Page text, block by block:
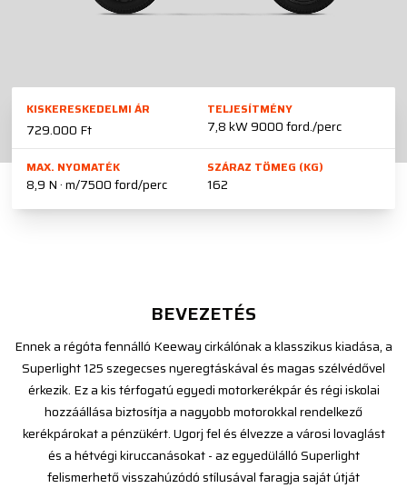
KISKERESKEDELMI ÁR
729.000 Ft
TELJESÍTMÉNY
7,8 kW 9000 ford./perc
MAX. NYOMATÉK
8,9 N · m/7500 ford/perc
SZÁRAZ TÖMEG (KG)
162
BEVEZETÉS
Ennek a régóta fennálló Keeway cirkálónak a klasszikus kiadása, a
Superlight 125 szegecses nyeregtáskával és magas szélvédővel
érkezik. Ez a kis térfogatú egyedi motorkerékpár és régi iskolai
hozzáállása biztosítja a nagyobb motorokkal rendelkező
kerékpárokat a pénzükért. Ugorj fel és élvezze a városi lovaglást
és a hétvégi kiruccanásokat - az egyedülálló Superlight
felismerhető visszahúzódó stílusával faragja saját útját